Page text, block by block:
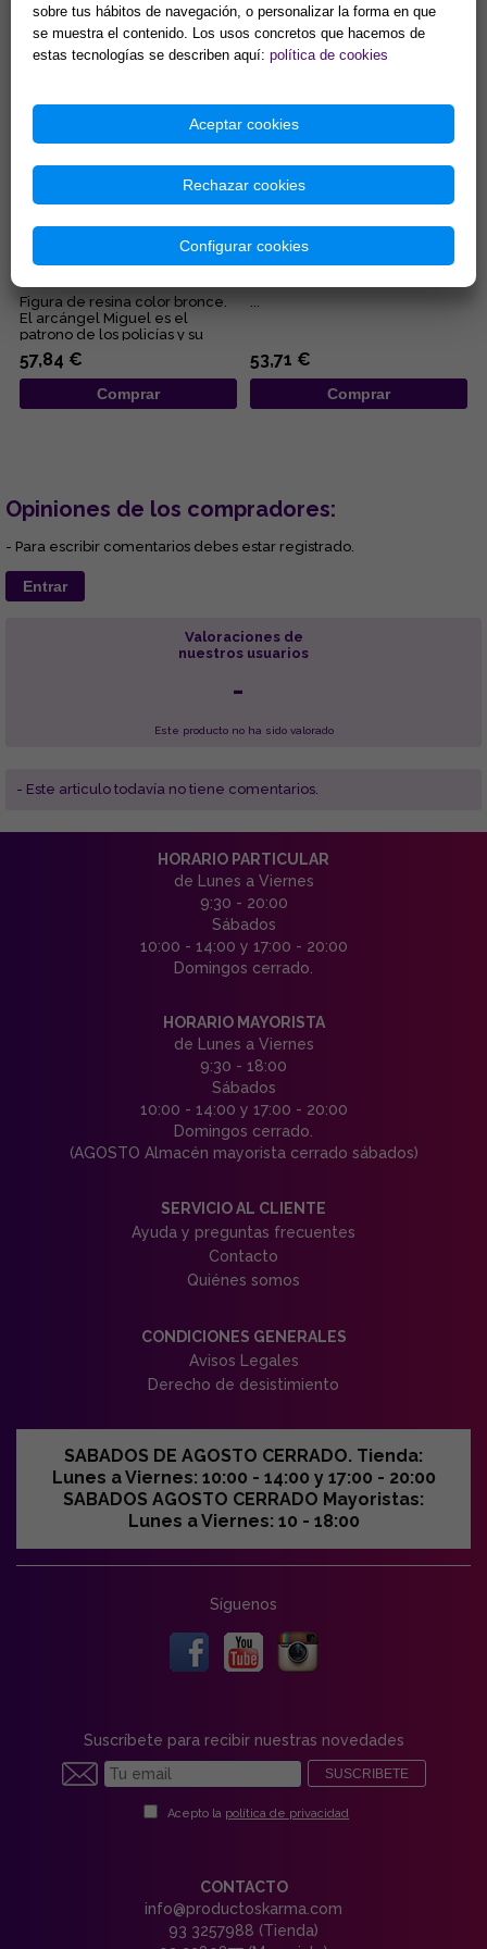
Representa la ley Divina...
79,90 €
Comprar
76,16 €
Comprar
FIGURA ARCANGEL MIGUEL 24
CM
Figura de resina color bronce.
El arcángel Miguel es el
patrono de los policías y su
insignia es el valor, la ...
57,84 €
Comprar
FIGURA OYA 24X10.5X8.5 CM
53,71 €
Comprar
Opiniones de los compradores:
- Para escribir comentarios debes estar registrado.
Entrar
Valoraciones de
nuestros usuarios
-
Este producto no ha sido valorado
- Este articulo todavía no tiene comentarios.
HORARIO PARTICULAR
de Lunes a Viernes
9:30 - 20:00
Sábados
10:00 - 14:00 y 17:00 - 20:00
Domingos cerrado.
HORARIO MAYORISTA
de Lunes a Viernes
9:30 - 18:00
Sábados
10:00 - 14:00 y 17:00 - 20:00
Domingos cerrado.
(AGOSTO Almacén mayorista cerrado sábados)
SERVICIO AL CLIENTE
Ayuda y preguntas frecuentes
Contacto
Quiénes somos
CONDICIONES GENERALES
Avisos Legales
Derecho de desistimiento
SABADOS DE AGOSTO CERRADO. Tienda:
Lunes a Viernes: 10:00 - 14:00 y 17:00 - 20:00
SABADOS AGOSTO CERRADO Mayoristas:
Lunes a Viernes: 10 - 18:00
Síguenos
Suscríbete para recibir nuestras novedades
SUSCRIBETE
Acepto la política de privacidad
CONTACTO
info@productoskarma.com
93 3257988 (Tienda)
sobre tus hábitos de navegación, o personalizar la forma en que
se muestra el contenido. Los usos concretos que hacemos de
estas tecnologías se describen aquí: política de cookies
Aceptar cookies
Rechazar cookies
Configurar cookies